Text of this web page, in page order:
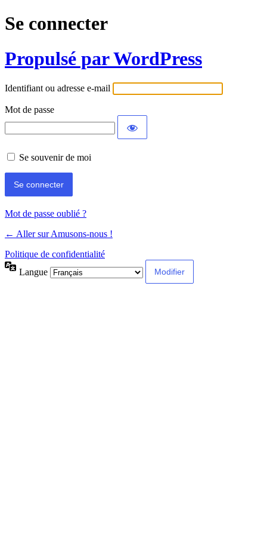
Se connecter
Propulsé par WordPress
Identifiant ou adresse e-mail
Mot de passe
Se souvenir de moi
Mot de passe oublié ?
← Aller sur Amusons-nous !
Politique de confidentialité
Langue